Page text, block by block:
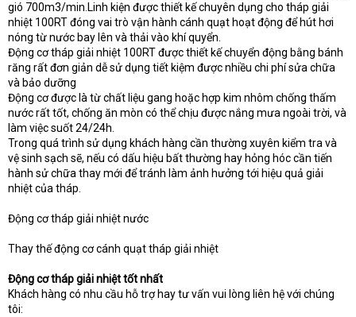
gió 700m3/min.Linh kiện được thiết kế chuyên dụng cho tháp giải
nhiệt 100RT đóng vai trò vận hành cánh quạt hoạt động để hút hơi
nóng từ nước bay lên và thải vào khí quyển.
Động cơ tháp giải nhiệt 100RT được thiết kế chuyển động bằng bánh
răng rất đơn giản dễ sử dụng tiết kiệm được nhiều chi phí sửa chữa
và bảo dưỡng
Động cơ được là từ chất liệu gang hoặc hợp kim nhôm chống thấm
nước rất tốt, chống ăn mòn có thể chịu được nắng mưa ngoài trời, và
làm việc suốt 24/24h.
Trong quá trình sử dụng khách hàng cần thường xuyên kiểm tra và
vệ sinh sạch sẽ, nếu có dấu hiệu bất thường hay hỏng hóc cần tiến
hành sử chữa thay mới để tránh làm ảnh hưởng tới hiệu quả giải
nhiệt của tháp.
Động cơ tháp giải nhiệt nước
Thay thế động cơ cánh quạt tháp giải nhiệt
Động cơ tháp giải nhiệt tốt nhất
Khách hàng có nhu cầu hỗ trợ hay tư vấn vui lòng liên hệ với chúng
tôi: